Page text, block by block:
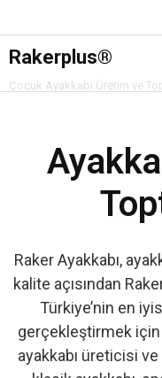
Rakerplus®
Çocuk Ayakkabı Üretim ve
Hakkımızda
- Çocuk Spor
- Klasik Çocuk
Raker Ayakkabı,
kalite açısından
Türkiye’nin en
gerçekleştirmek için
ayakkabı üreticisi ve